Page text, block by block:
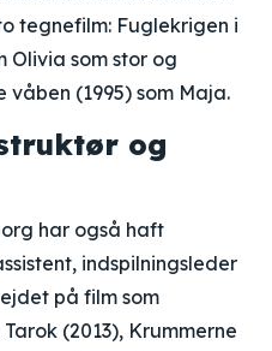
tegnefilm: Fuglekrigen i
Olivia som stor og
(1995) som Maja.
og
har også haft
indspilningsleder
på film som
(2013), Krummerne